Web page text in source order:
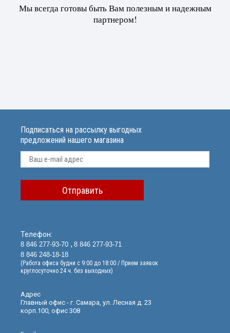
Мы всегда готовы быть Вам полезным и надежным
партнером!
Телефон:
8 846 277-93-70
8 846 277-93-71
8 846 248-18-18
(Работа офиса будни с 9:00 до 18:00 / Прием заявок
круглосуточно 24 ч. без выходных)
Адрес
Главный офис - г. Самара, ул. Лесная д. 23
корп.100, офис 308
Подписаться на рассылку выгодных
предложений нашего магазина
Отправить